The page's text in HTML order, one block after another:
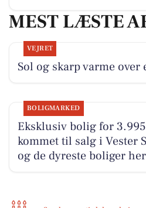
MEST LÆSTE
VEJRET
Sol og skarp varme over
BOLIGMARKED
Eksklusiv bolig for
kommet til salg i Vester
og de dyreste boliger her